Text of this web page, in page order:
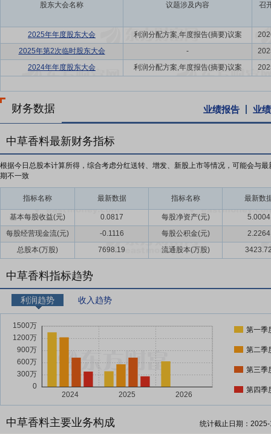
股东大会名称 议题涉及内容 召
2025年年度股东大会 利润分配方案,年度报告(摘要)议案
2025年第2次临时股东大会
-
2024年年度股东大会
利润分配方案,年度报告(摘要)议案
财务数据 业绩报告 业
中草香料最新财务指标
根据今日总股本计算所得，综合考虑分红送转、增发、新股上市等情况，可能会与最
期不一致
指标名称 最新数据 指标名称 最新数
基本每股收益(元) 0.0817 每股净资产(元)
5.0004
每股经营现金流(元)
-0.1116 每股公积金(元)
2.2264
总股本(万股)
7698.19 流通股本(万股)
中草香料指标趋势
利润趋势 收入趋势
第一季
第二季
第三季
第四季
中草香料主要业务构成 统计截止日期：